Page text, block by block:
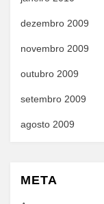
dezembro 2009
novembro 2009
outubro 2009
setembro 2009
agosto 2009
META